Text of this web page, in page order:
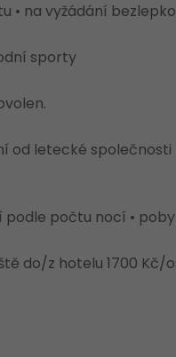
• na vyžádání
sporty
od letecké
počtu nocí •
z hotelu 1700 Kč/os